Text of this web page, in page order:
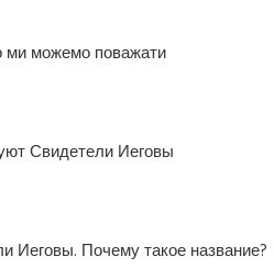
ми можемо поважати
Свидетели Иеговы
Иеговы. Почему такое название?